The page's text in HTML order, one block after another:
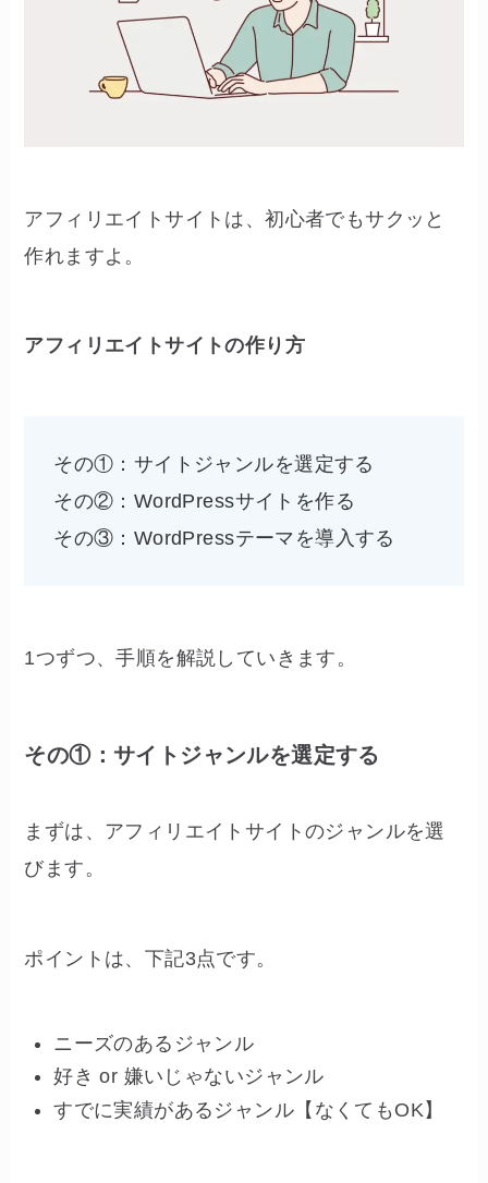
アフィリエイトサイトは、初心者でもサクッと
作れますよ。
アフィリエイトサイトの作り方
その①：サイトジャンルを選定する
その②：WordPressサイトを作る
その③：WordPressテーマを導入する
1つずつ、手順を解説していきます。
その①：サイトジャンルを選定する
まずは、アフィリエイトサイトのジャンルを選
びます。
ポイントは、下記3点です。
ニーズのあるジャンル
好き or 嫌いじゃないジャンル
すでに実績があるジャンル【なくてもOK】